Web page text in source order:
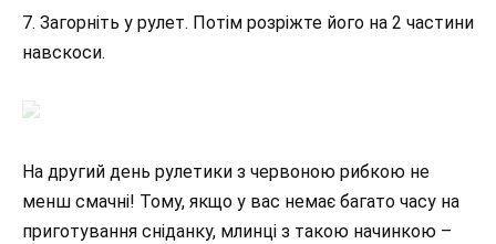
7. Загорніть у рулет. Потім розріжте його на 2 частини
навскоси.
На другий день рулетики з червоною рибкою не
менш смачні! Тому, якщо у вас немає багато часу на
приготування сніданку, млинці з такою начинкою –